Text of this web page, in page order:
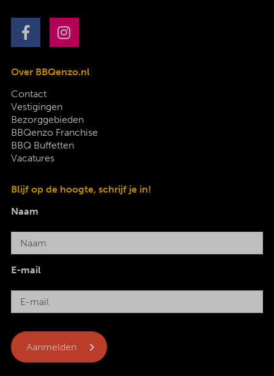
Over BBQenzo.nl
Contact
Vestigingen
Bezorggebieden
BBQenzo Franchise
BBQ Buffetten
Vacatures
Blijf op de hoogte, schrijf je in!
Naam
E-mail